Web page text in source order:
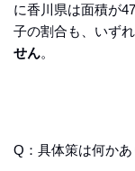
に香川県は面積が
子の割合も、いず
せん。
Q：具体策は何かあ